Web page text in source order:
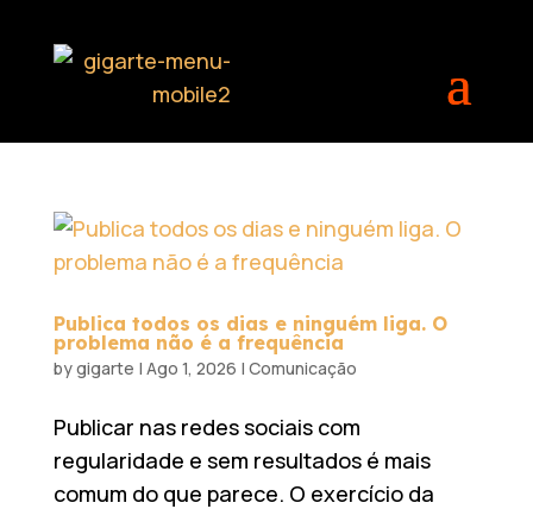
Publica todos os dias e ninguém liga. O
problema não é a frequência
bygigarte | Ago 1, 2026 | Comunicação
Publicar nas redes sociais com
regularidade e sem resultados é mais
comum do que parece. O exercício da